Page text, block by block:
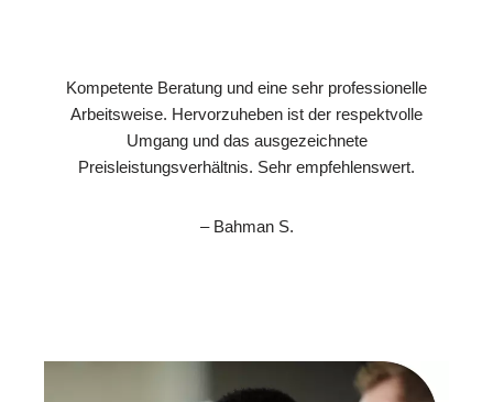
Kompetente Beratung und eine sehr professionelle
Arbeitsweise. Hervorzuheben ist der respektvolle
Umgang und das ausgezeichnete
Preisleistungsverhältnis. Sehr empfehlenswert.
– Bahman S.